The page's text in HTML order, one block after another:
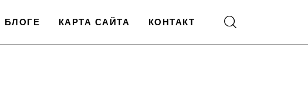
БЛОГЕ КАРТА САЙТА КОНТАКТ